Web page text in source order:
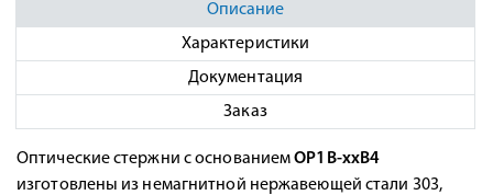
Описание
Характеристики
Документация
Заказ
Оптические стержни с основаниемOP1B-xxB4
изготовлены из немагнитной нержавеющей стали 303,